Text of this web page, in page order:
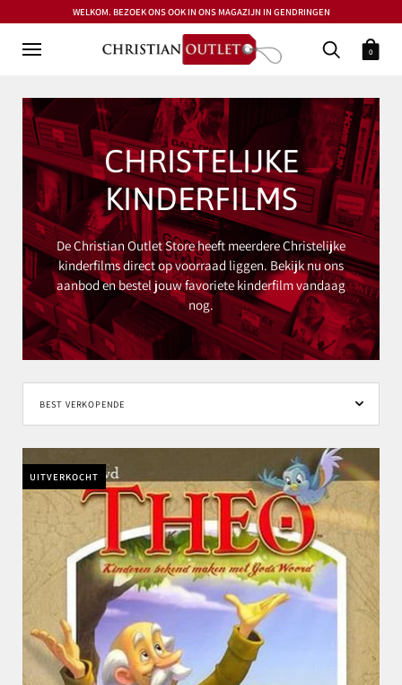
WELKOM. BEZOEK ONS OOK IN ONS MAGAZIJN IN GENDRINGEN
0
CHRISTELIJKE
KINDERFILMS
De Christian Outlet Store heeft meerdere Christelijke
kinderfilms direct op voorraad liggen. Bekijk nu ons
aanbod en bestel jouw favoriete kinderfilm vandaag
nog.
UITVERKOCHT